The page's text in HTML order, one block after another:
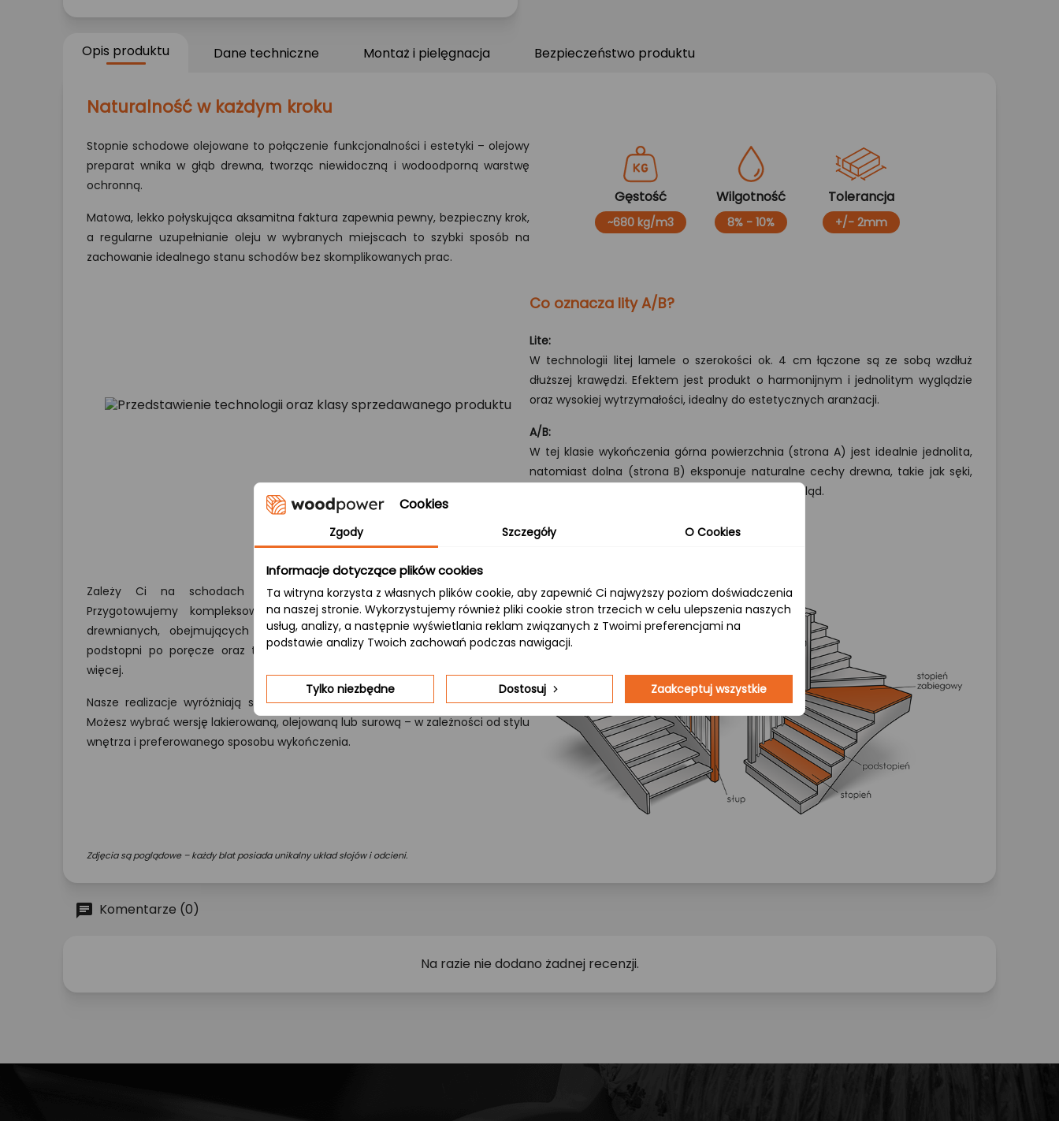
Opis produktu Dane techniczne Montaż i pielęgnacja Bezpieczeństwo produktu
Naturalność w każdym kroku
Stopnie schodowe olejowane to połączenie funkcjonalności i estetyki – olejowy
preparat wnika w głąb drewna, tworząc niewidoczną i wodoodporną warstwę
ochronną.
Matowa, lekko połyskująca aksamitna faktura zapewnia pewny, bezpieczny krok,
a regularne uzupełnianie oleju w wybranych miejscach to szybki sposób na
zachowanie idealnego stanu schodów bez skomplikowanych prac.
Gęstość
~680 kg/m3
Wilgotność
8% - 10%
Tolerancja
+/- 2mm
Co oznacza lity A/B?
Lite:
W technologii litej lamele o szerokości ok. 4 cm łączone są ze sobą wzdłuż
dłuższej krawędzi. Efektem jest produkt o harmonijnym i jednolitym wyglądzie
oraz wysokiej wytrzymałości, idealny do estetycznych aranżacji.
A/B:
W tej klasie wykończenia górna powierzchnia (strona A) jest idealnie jednolita,
natomiast dolna (strona B) eksponuje naturalne cechy drewna, takie jak sęki,
nadając produktowi atrakcyjny, kontrastujący wygląd.
Zależy Ci na schodach wykonanych na indywidualne zamówienie?
Przygotowujemy kompleksową wycenę i produkcję zestawów schodów
drewnianych, obejmujących wszystkie kluczowe elementy – od stopni i
podstopni po poręcze oraz tralki.Skontaktuj się z nami, aby dowiedzieć się
więcej.
Nasze realizacje wyróżniają się dbałością o detale, trwałością oraz estetyką.
Możesz wybrać wersję lakierowaną, olejowaną lub surową – w zależności od stylu
wnętrza i preferowanego sposobu wykończenia.
Zdjęcia są poglądowe – każdy blat posiada unikalny układ słojów i odcieni.
Komentarze (0)
Na razie nie dodano żadnej recenzji.
Cookies
Zgody Szczegóły O Cookies
Informacje dotyczące plików cookies
Ta witryna korzysta z własnych plików cookie, aby zapewnić Ci najwyższy poziom doświadczenia
na naszej stronie. Wykorzystujemy również pliki cookie stron trzecich w celu ulepszenia naszych
usług, analizy, a następnie wyświetlania reklam związanych z Twoimi preferencjami na
podstawie analizy Twoich zachowań podczas nawigacji.
Tylko niezbędne Dostosuj Zaakceptuj wszystkie